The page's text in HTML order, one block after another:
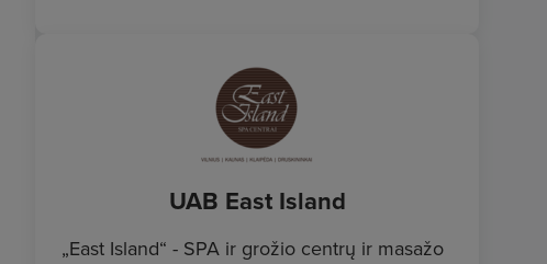
UAB East Island
„East Island“ - SPA ir grožio centrų ir masažo